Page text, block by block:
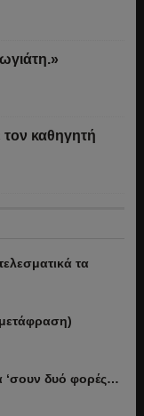
καθηγητή
τα
‘σουν δυό φορές…